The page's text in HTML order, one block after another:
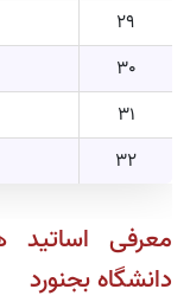
29
30
31
32
معرفی
دانشگاه بجنورد